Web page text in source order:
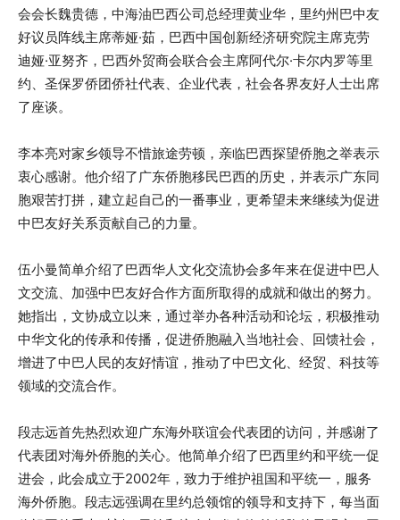
会会长魏贵德，中海油巴西公司总经理黄业华，里约州巴中友
好议员阵线主席蒂娅·茹，巴西中国创新经济研究院主席克劳
迪娅·亚努齐，巴西外贸商会联合会主席阿代尔·卡尔内罗等里
约、圣保罗侨团侨社代表、企业代表，社会各界友好人士出席
了座谈。
李本亮对家乡领导不惜旅途劳顿，亲临巴西探望侨胞之举表示
衷心感谢。他介绍了广东侨胞移民巴西的历史，并表示广东同
胞艰苦打拼，建立起自己的一番事业，更希望未来继续为促进
中巴友好关系贡献自己的力量。
伍小曼简单介绍了巴西华人文化交流协会多年来在促进中巴人
文交流、加强中巴友好合作方面所取得的成就和做出的努力。
她指出，文协成立以来，通过举办各种活动和论坛，积极推动
中华文化的传承和传播，促进侨胞融入当地社会、回馈社会，
增进了中巴人民的友好情谊，推动了中巴文化、经贸、科技等
领域的交流合作。
段志远首先热烈欢迎广东海外联谊会代表团的访问，并感谢了
代表团对海外侨胞的关心。他简单介绍了巴西里约和平统一促
进会，此会成立于2002年，致力于维护祖国和平统一，服务
海外侨胞。段志远强调在里约总领馆的领导和支持下，每当面